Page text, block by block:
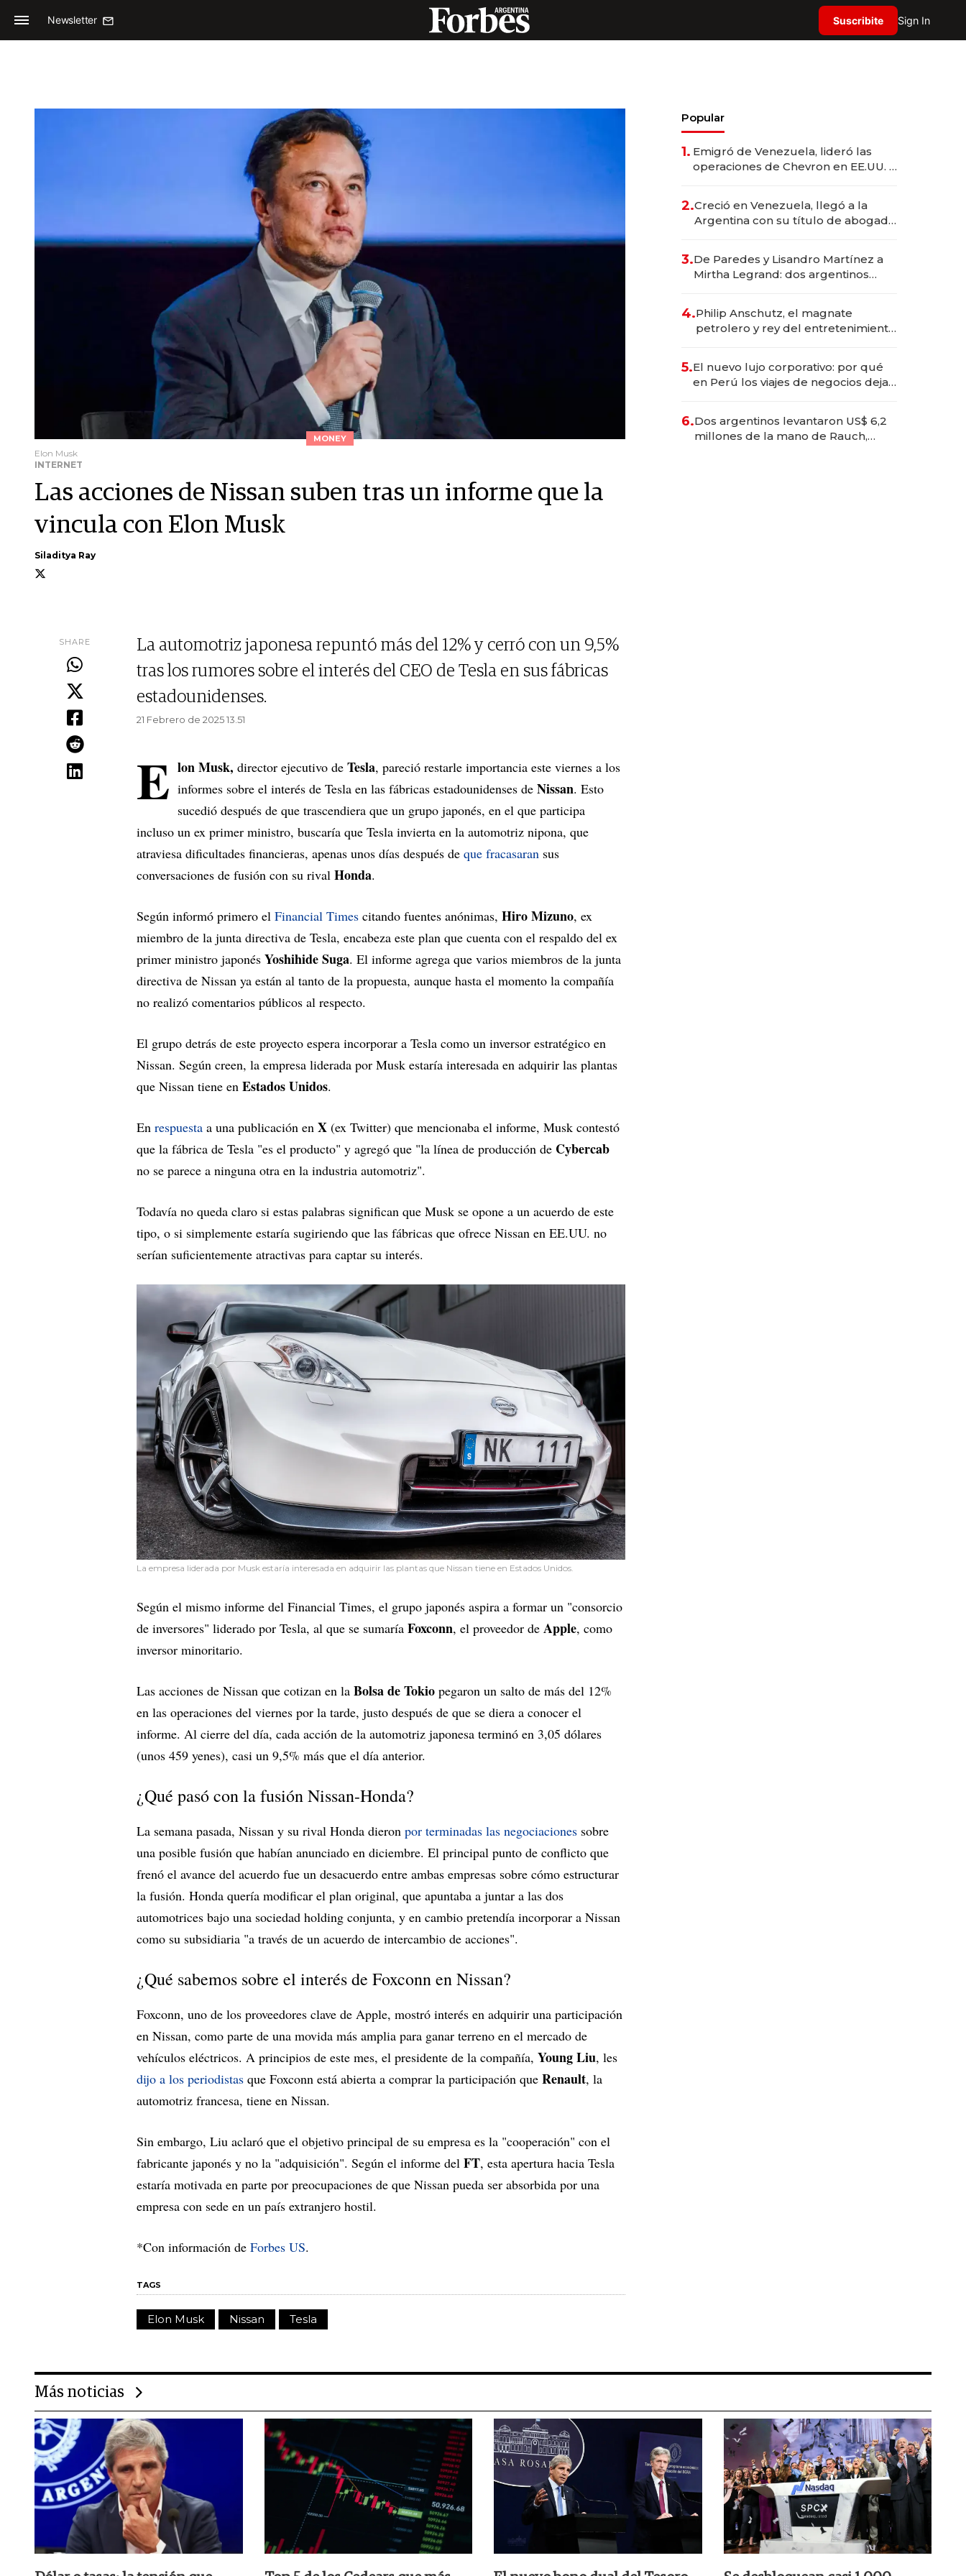
Newsletter Suscribite Sign In
MONEY
Elon Musk
INTERNET
Las acciones de Nissan suben tras un informe que la
vincula con Elon Musk
Siladitya Ray
SHARE
La automotriz japonesa repuntó más del 12% y cerró con un 9,5%
tras los rumores sobre el interés del CEO de Tesla en sus fábricas
estadounidenses.
21 Febrero de 2025 13.51
E lon Musk, director ejecutivo de Tesla, pareció restarle importancia este viernes a los
informes sobre el interés de Tesla en las fábricas estadounidenses de Nissan. Esto
sucedió después de que trascendiera que un grupo japonés, en el que participa
incluso un ex primer ministro, buscaría que Tesla invierta en la automotriz nipona, que
atraviesa dificultades financieras, apenas unos días después de que fracasaran sus
conversaciones de fusión con su rival Honda.
Según informó primero el Financial Times citando fuentes anónimas, Hiro Mizuno, ex
miembro de la junta directiva de Tesla, encabeza este plan que cuenta con el respaldo del ex
primer ministro japonés Yoshihide Suga. El informe agrega que varios miembros de la junta
directiva de Nissan ya están al tanto de la propuesta, aunque hasta el momento la compañía
no realizó comentarios públicos al respecto.
El grupo detrás de este proyecto espera incorporar a Tesla como un inversor estratégico en
Nissan. Según creen, la empresa liderada por Musk estaría interesada en adquirir las plantas
que Nissan tiene en Estados Unidos.
En respuesta a una publicación en X (ex Twitter) que mencionaba el informe, Musk contestó
que la fábrica de Tesla "es el producto" y agregó que "la línea de producción de Cybercab
no se parece a ninguna otra en la industria automotriz".
Todavía no queda claro si estas palabras significan que Musk se opone a un acuerdo de este
tipo, o si simplemente estaría sugiriendo que las fábricas que ofrece Nissan en EE.UU. no
serían suficientemente atractivas para captar su interés.
La empresa liderada por Musk estaría interesada en adquirir las plantas que Nissan tiene en Estados Unidos.
Según el mismo informe del Financial Times, el grupo japonés aspira a formar un "consorcio
de inversores" liderado por Tesla, al que se sumaría Foxconn, el proveedor de Apple, como
inversor minoritario.
Las acciones de Nissan que cotizan en la Bolsa de Tokio pegaron un salto de más del 12%
en las operaciones del viernes por la tarde, justo después de que se diera a conocer el
informe. Al cierre del día, cada acción de la automotriz japonesa terminó en 3,05 dólares
(unos 459 yenes), casi un 9,5% más que el día anterior.
¿Qué pasó con la fusión Nissan-Honda?
La semana pasada, Nissan y su rival Honda dieron por terminadas las negociaciones sobre
una posible fusión que habían anunciado en diciembre. El principal punto de conflicto que
frenó el avance del acuerdo fue un desacuerdo entre ambas empresas sobre cómo estructurar
la fusión. Honda quería modificar el plan original, que apuntaba a juntar a las dos
automotrices bajo una sociedad holding conjunta, y en cambio pretendía incorporar a Nissan
como su subsidiaria "a través de un acuerdo de intercambio de acciones".
¿Qué sabemos sobre el interés de Foxconn en Nissan?
Foxconn, uno de los proveedores clave de Apple, mostró interés en adquirir una participación
en Nissan, como parte de una movida más amplia para ganar terreno en el mercado de
vehículos eléctricos. A principios de este mes, el presidente de la compañía, Young Liu, les
dijo a los periodistas que Foxconn está abierta a comprar la participación que Renault, la
automotriz francesa, tiene en Nissan.
Sin embargo, Liu aclaró que el objetivo principal de su empresa es la "cooperación" con el
fabricante japonés y no la "adquisición". Según el informe del FT, esta apertura hacia Tesla
estaría motivada en parte por preocupaciones de que Nissan pueda ser absorbida por una
empresa con sede en un país extranjero hostil.
*Con información de Forbes US.
TAGS
Elon Musk Nissan Tesla
Popular
1. Emigró de Venezuela, lideró las
operaciones de Chevron en EE.UU. y
2.Creció en Venezuela, llegó a la
Argentina con su título de abogado
marcas "fast premium"
3.De Paredes y Lisandro Martínez a
Mirtha Legrand: dos argentinos
4.Philip Anschutz, el magnate
petrolero y rey del entretenimiento
5.El nuevo lujo corporativo: por qué
en Perú los viajes de negocios dejan
en experiencias transformadoras
6.Dos argentinos levantaron US$ 6,2
millones de la mano de Rauch,
Más noticias